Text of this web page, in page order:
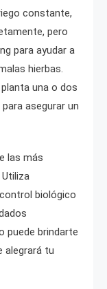
constante,
pero
para ayudar a
hierbas.
una o dos
asegurar un
las más
biológico
puede brindarte
alegrará tu